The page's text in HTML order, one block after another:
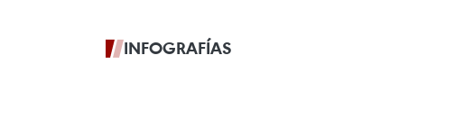
INFOGRAFÍAS